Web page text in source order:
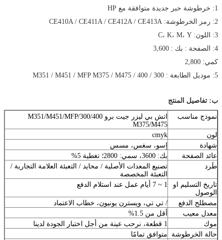
1: خرطوشة حبر جديدة متوافقة مع HP
2: رمز الخرطوشة: CE410A / CE411A / CE412A / CE413A
3: اللون: C، K، M، Y
4: الصفحة : بك : 3,600
كمي: 2,800
5: موديل الطابعة : 300 / 400 / M351 / M451 / MFP M375 / M475
ب: تفاصيل المنتج
نموذج مناسب
اتش بي ليزر جيت برو 300/400/M351/M451/MFP
M375/M475
لون
cmyk
شهادة
إسو، سغس، مسس
عائد الصفحة
بك: 3600، سمي: 2800؛ تغطية 5%
طَرد
تصنيع المعدات الأصلية / محايد / التعبئة العلامة التجارية /
التعبئة المخصصة
تاريخ التسليم او
الوصول
1 ~ 7 أيام عمل عند استلام الدفع
مصطلح الدفع
/ تي تي، ويسترن يونيون، خطاب الاعتماد
معدل معيب
أقل من 1.5%
موك
1 قطعة، نرحب عينة من أجل اختبار الجودة لدينا
حالة الخرطوشة
متوافق تمامًا